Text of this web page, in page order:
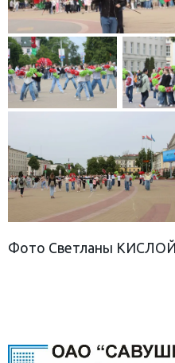
Фото Светланы КИСЛОЙ